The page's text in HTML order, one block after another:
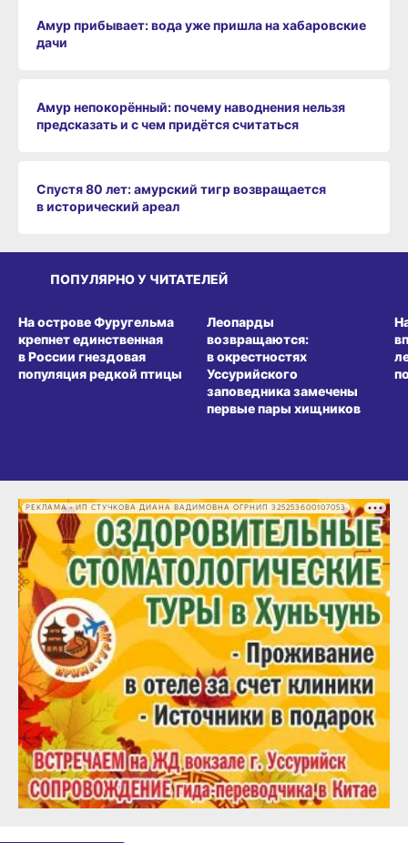
Амур прибывает: вода уже пришла на хабаровские
дачи
Амур непокорённый: почему наводнения нельзя
предсказать и с чем придётся считаться
Спустя 80 лет: амурский тигр возвращается
в исторический ареал
ПОПУЛЯРНО У ЧИТАТЕЛЕЙ
На острове Фуругельма
крепнет единственная
в России гнездовая
популяция редкой птицы
Леопарды
возвращаются:
в окрестностях
Уссурийского
заповедника замечены
первые пары хищников
РЕКЛАМА • ИП СТУЧКОВА ДИАНА ВАДИМОВНА ОГРНИП 325253600107053